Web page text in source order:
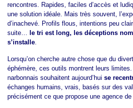
rencontres. Rapides, faciles d’accès et
une solution idéale. Mais très souvent,
d’inachevé. Profils flous, intentions peu
suite… le tri est long, les déceptions
s’installe.
Lorsqu’on cherche autre chose que du
éphémère, ces outils montrent leurs
narbonnais souhaitent aujourd’hui se
échanges humains, vrais, basés sur des
précisément ce que propose une agence